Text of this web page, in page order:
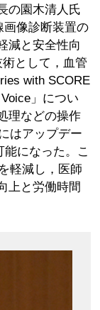
の園木清人氏
画像診断装置の
減と安全性向
として，血管
with SCORE
」につい
理などの操作
はアップデー
能になった。こ
軽減し，医師
上と労働時間